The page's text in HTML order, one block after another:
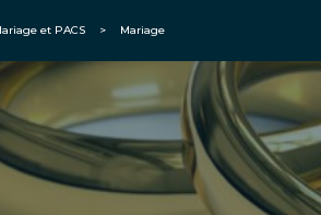
et PACS > Mariage